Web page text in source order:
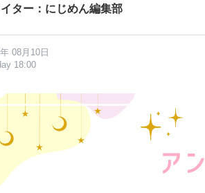
ター：にじめん編集部
08月10日
18:00